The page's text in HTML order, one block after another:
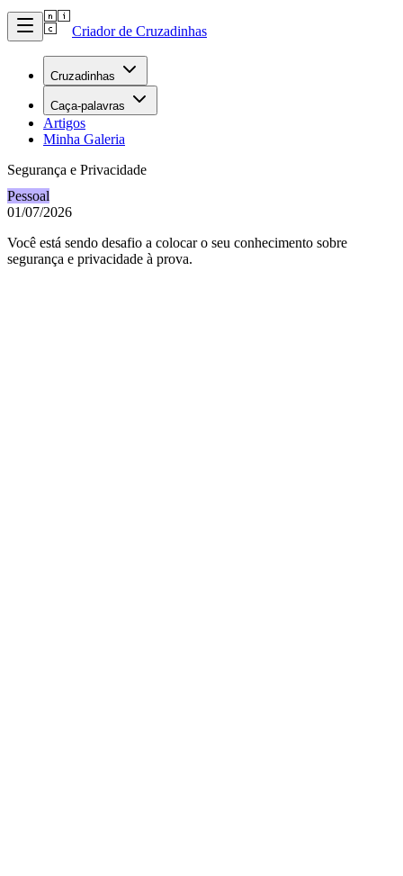
Criador de Cruzadinhas
Cruzadinhas
Caça-palavras
Artigos
Minha Galeria
Segurança e Privacidade
Pessoal
01/07/2026
Você está sendo desafio a colocar o seu conhecimento sobre
segurança e privacidade à prova.